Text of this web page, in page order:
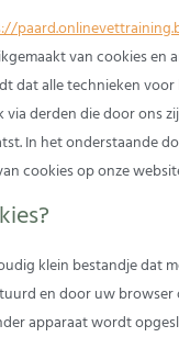
van cookies en
dat alle technieken voor
derden die door ons
In het onderstaande
cookies op onze
klein bestandje dat
en door uw
apparaat wordt